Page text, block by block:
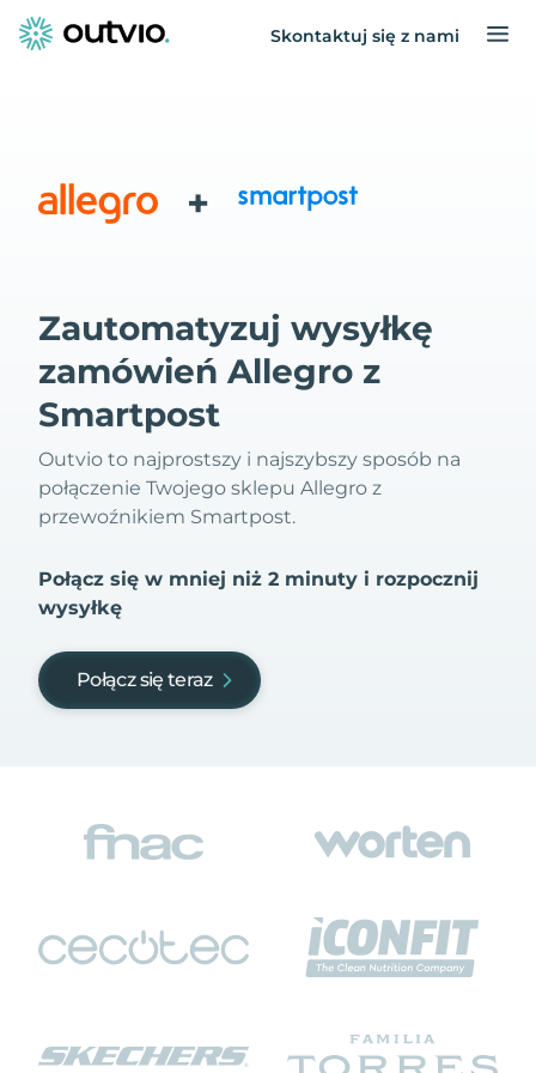
Skontaktuj się z nami
+
Zautomatyzuj wysyłkę
zamówień Allegro z
Smartpost
Outvio to najprostszy i najszybszy sposób na
połączenie Twojego sklepu Allegro z
przewoźnikiem Smartpost.
Połącz się w mniej niż 2 minuty i rozpocznij
wysyłkę
Połącz się teraz